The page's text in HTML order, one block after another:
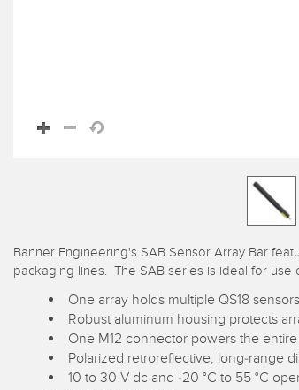
Banner Engineering's SAB Sensor Array Bar
packaging lines. The SAB series is ideal for use
One array holds multiple QS18
Robust aluminum housing protects
One M12 connector powers the
Polarized retroreflective, long-range
10 to 30 V dc and -20 °C to 55 °C